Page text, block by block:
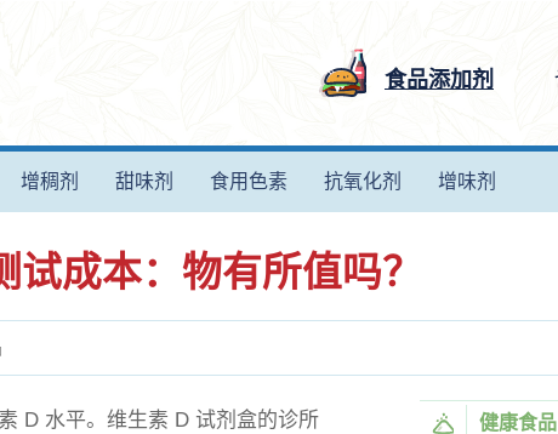
食品添加剂
增稠剂 甜味剂 食用色素 抗氧化剂 增味剂
试成本：物有所值吗？
D 水平。维生素 D 试剂盒的诊所
健康食品